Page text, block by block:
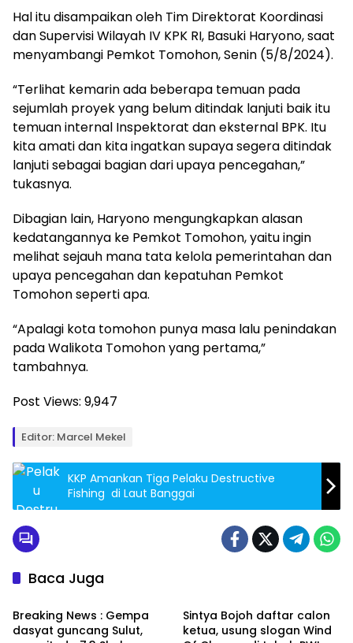
Hal itu disampaikan oleh Tim Direktorat Koordinasi
dan Supervisi Wilayah IV KPK RI, Basuki Haryono, saat
menyambangi Pemkot Tomohon, Senin (5/8/2024).
“Terlihat kemarin ada beberapa temuan pada
sejumlah proyek yang belum ditindak lanjuti baik itu
temuan internal Inspektorat dan eksternal BPK. Itu
kita amati dan kita ingatkan supaya segera ditindak
lanjuti sebagai bagian dari upaya pencegahan,”
tukasnya.
Dibagian lain, Haryono mengungkapkan alasan
kedatangannya ke Pemkot Tomohon, yaitu ingin
melihat sejauh mana tata kelola pemerintahan dan
upaya pencegahan dan kepatuhan Pemkot
Tomohon seperti apa.
“Apalagi kota tomohon punya masa lalu penindakan
pada Walikota Tomohon yang pertama,”
tambahnya.
Post Views: 9,947
Editor: Marcel Mekel
KKP Amankan Tiga Pelaku Destructive
Fishing di Laut Banggai
Baca Juga
Headline
Breaking News : Gempa
dasyat guncang Sulut,
Sintya Bojoh daftar calon
ketua, usung slogan Wind